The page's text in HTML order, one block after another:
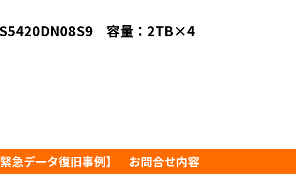
容量：2TB×4
緊急データ復旧事例】 お問合せ内容